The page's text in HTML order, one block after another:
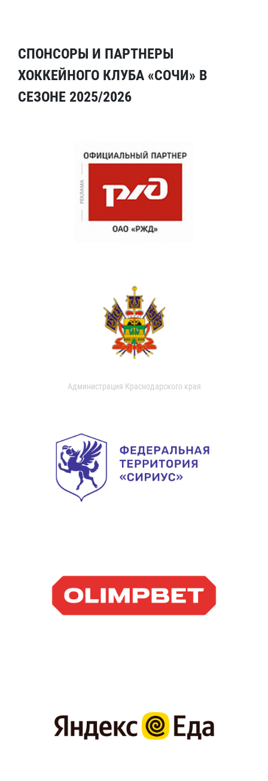
СПОНСОРЫ И ПАРТНЕРЫ
ХОККЕЙНОГО КЛУБА «СОЧИ» В
СЕЗОНЕ 2025/2026
Администрация Краснодарского края